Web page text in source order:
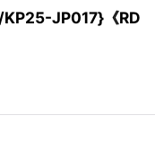
KP25-JP017}《RD